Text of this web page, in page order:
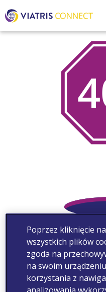
Ups!
Poprzez kliknięcie
wszystkich plików
zgoda na
na swoim
korzystania z
analizowania